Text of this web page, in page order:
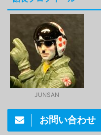
JUNSAN
お問い合わせ